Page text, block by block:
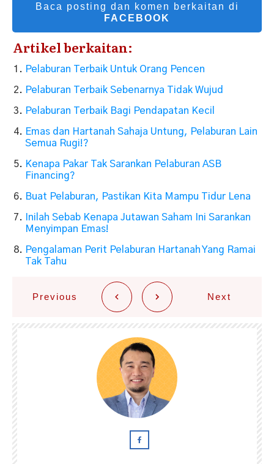
Baca posting dan komen berkaitan di
FACEBOOK
Artikel berkaitan:
Pelaburan Terbaik Untuk Orang Pencen
Pelaburan Terbaik Sebenarnya Tidak Wujud
Pelaburan Terbaik Bagi Pendapatan Kecil
Emas dan Hartanah Sahaja Untung, Pelaburan Lain
Semua Rugi!?
Kenapa Pakar Tak Sarankan Pelaburan ASB
Financing?
Buat Pelaburan, Pastikan Kita Mampu Tidur Lena
Inilah Sebab Kenapa Jutawan Saham Ini Sarankan
Menyimpan Emas!
Pengalaman Perit Pelaburan Hartanah Yang Ramai
Tak Tahu
Previous Next